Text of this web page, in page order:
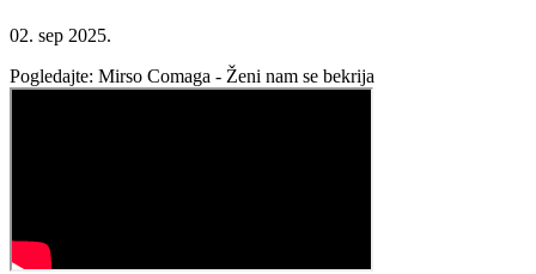
02. sep 2025.
Pogledajte: Mirso Comaga - Ženi nam se bekrija